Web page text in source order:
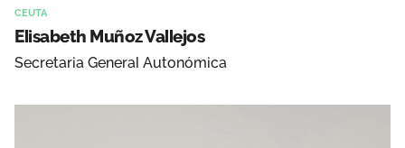
CEUTA
Elisabeth Muñoz Vallejos
Secretaria General Autonómica